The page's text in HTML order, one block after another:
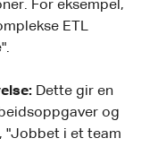
For eksempel,
ETL
Dette gir en
og
"Jobbet i et team